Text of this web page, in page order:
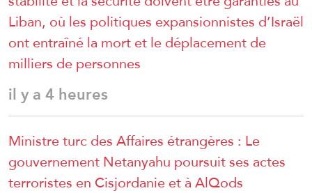
Liban, où les politiques expansionnistes d’Israël
ont entraîné la mort et le déplacement de
milliers de personnes
il y a 4 heures
Ministre turc des Affaires étrangères : Le
gouvernement Netanyahu poursuit ses actes
terroristes en Cisjordanie et à AlQods